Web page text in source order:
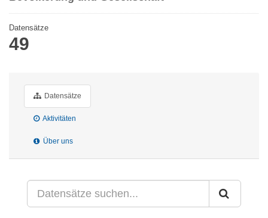
Datensätze
49
Datensätze
Aktivitäten
Über uns